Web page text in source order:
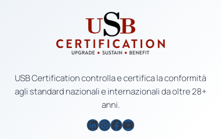
USB Certification controlla e certifica la conformità
agli standard nazionali e internazionali da oltre 28+
anni.
LinkedIn
Instagram
Facebook
YouTube